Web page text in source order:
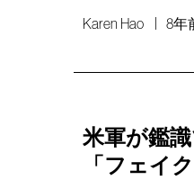
Karen Hao 8年
米軍が鑑
「フェイ